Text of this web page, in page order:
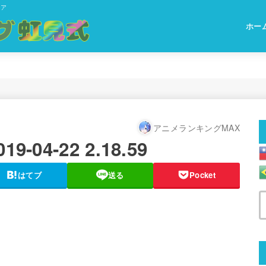
ホー
アニメランキングMAX
04-22 2.18.59
はてブ 送る Pocket